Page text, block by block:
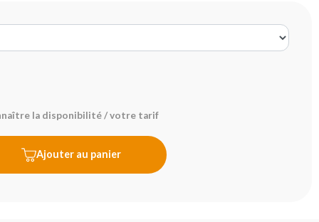
la disponibilité / votre tarif
Ajouter au panier